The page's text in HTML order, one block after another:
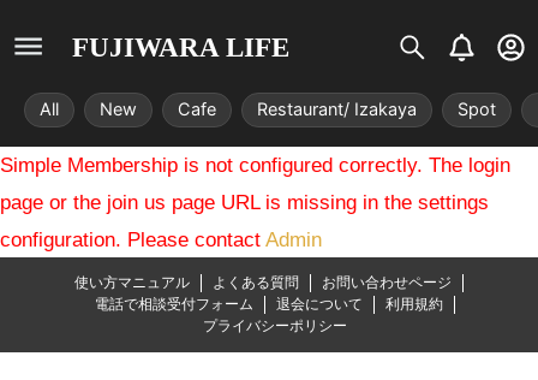
FUJIWARA LIFE
S
i
s
t
r
i
x
B
e
l
l
U
s
r
-
c
c
All New Cafe Restaurant/ Izakaya Spot
Simple Membership is not configured correctly. The login
page or the join us page URL is missing in the settings
configuration. Please contact Admin
使い方マニュアル よくある質問
お問い合わせページ
電話で相談受付フォーム
退会について
利用規約
プライバシーポリシー